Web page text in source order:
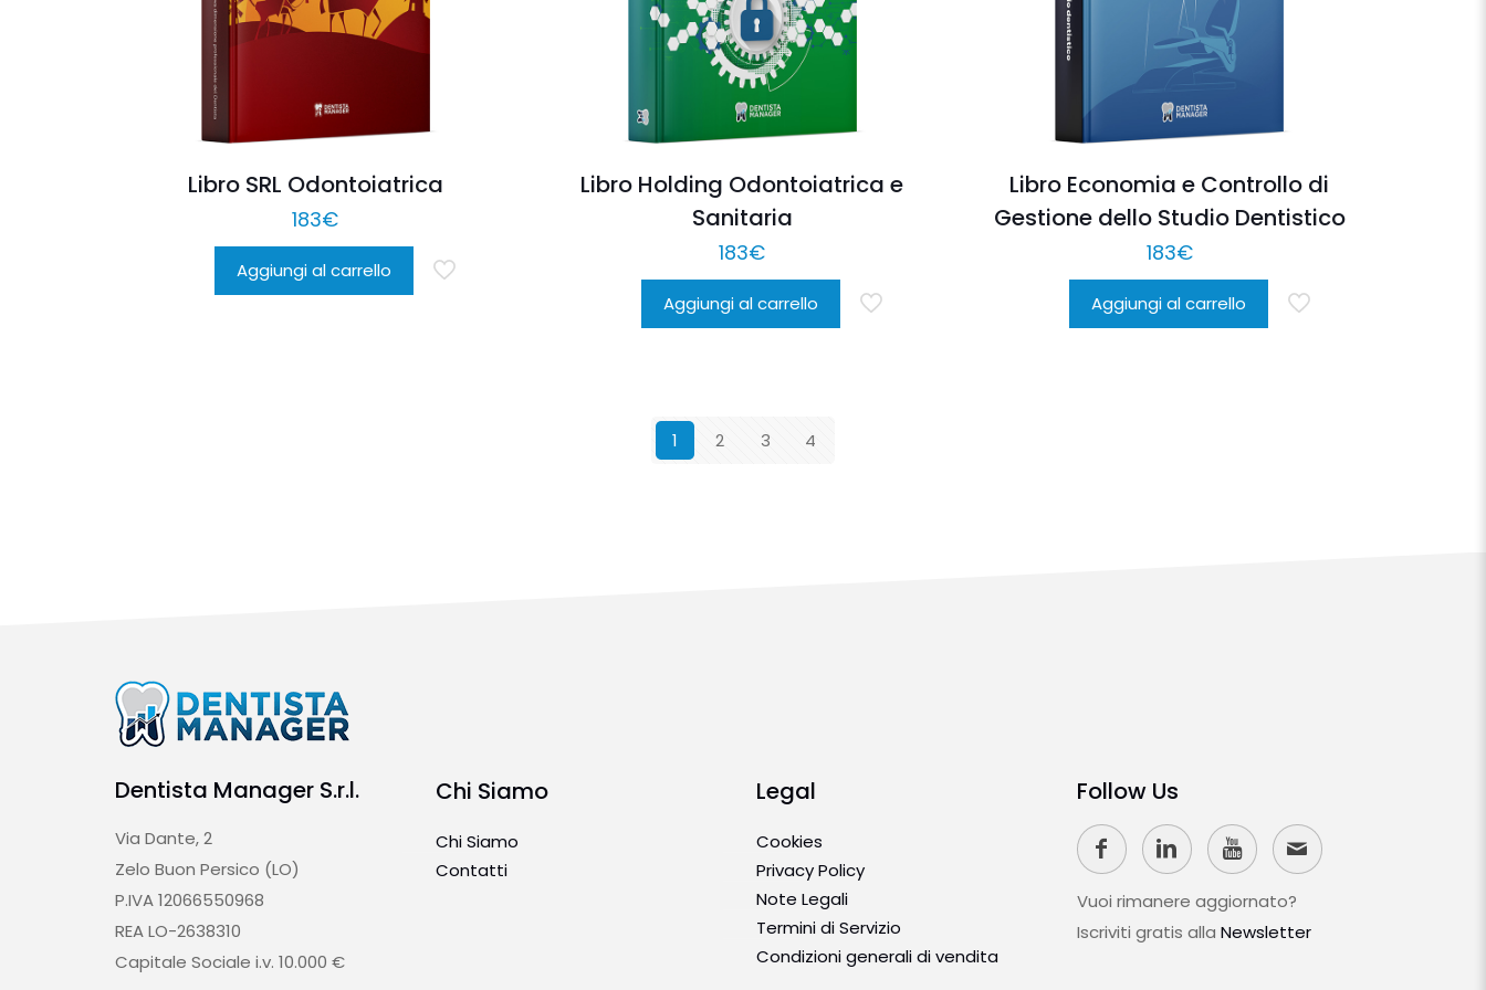
Libro SRL Odontoiatrica
183€
Aggiungi al carrello
Libro Holding Odontoiatrica e
Sanitaria
183€
Aggiungi al carrello
Libro Economia e Controllo di
Gestione dello Studio Dentistico
183€
Aggiungi al carrello
1 2 3 4
Dentista Manager S.r.l.
Via Dante, 2
Zelo Buon Persico (LO)
P.IVA 12066550968
REA LO-2638310
Capitale Sociale i.v. 10.000 €
Follow Us
Vuoi rimanere aggiornato?
Iscriviti gratis alla Newsletter
Chi Siamo
Chi Siamo
Contatti
Legal
Cookies
Privacy Policy
Note Legali
Termini di Servizio
Condizioni generali di vendita